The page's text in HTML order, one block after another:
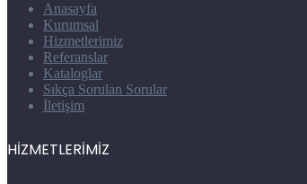
Anasayfa
Kurumsal
Hizmetlerimiz
Referanslar
Kataloglar
Sıkça Sorulan Sorular
İletişim
HİZMETLERİMİZ